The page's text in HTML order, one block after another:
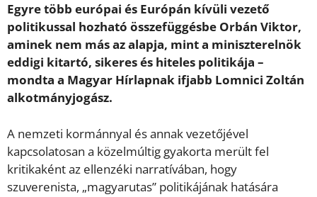
Egyre több európai és Európán kívüli vezető
politikussal hozható összefüggésbe Orbán Viktor,
aminek nem más az alapja, mint a miniszterelnök
eddigi kitartó, sikeres és hiteles politikája –
mondta a Magyar Hírlapnak ifjabb Lomnici Zoltán
alkotmányjogász.
A nemzeti kormánnyal és annak vezetőjével
kapcsolatosan a közelmúltig gyakorta merült fel
kritikaként az ellenzéki narratívában, hogy
szuverenista, „magyarutas” politikájának hatására